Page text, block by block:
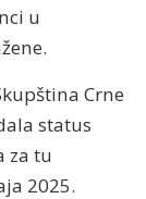
u
Crne
status
za tu
2025.